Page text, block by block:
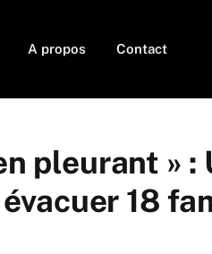
A propos Contact
pleurant » :
18